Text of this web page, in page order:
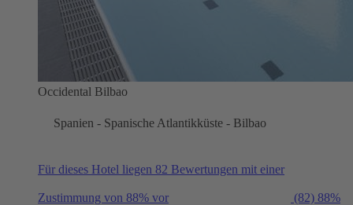
Occidental Bilbao
Spanien - Spanische Atlantikküste - Bilbao
Für dieses Hotel liegen 82 Bewertungen mit einer
Zustimmung von 88% vor (82) 88%